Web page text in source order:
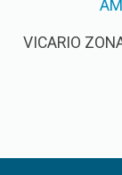
VICARIO